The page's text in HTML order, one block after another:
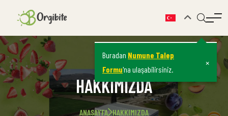
Buradan Numune Talep
Formu'na ulaşabilirsiniz.
×
HAKKIMIZDA
ANASAYFA HAKKIMIZDA